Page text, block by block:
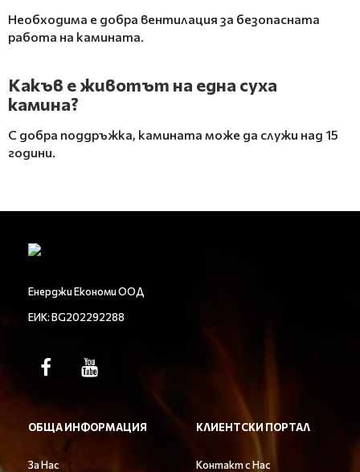
Необходима е добра вентилация за безопасната
работа на камината.
Какъв е животът на една суха
камина?
С добра поддръжка, камината може да служи над 15
години.
Енерджи Економи ООД
ЕИК: BG202292288
ОБЩА ИНФОРМАЦИЯ
За Нас
КЛИЕНТСКИ ПОРТАЛ
Контакт с Нас